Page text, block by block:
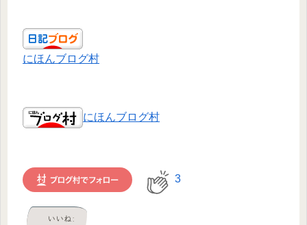
にほんブログ村
にほんブログ村
3
いいね: